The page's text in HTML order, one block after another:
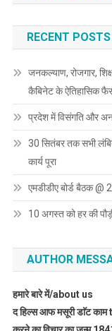
RECENT POSTS
जनकल्याण, रोजगार,
कैबिनेट के ऐतिहासिक
प्रदेश में विसंगति और
30 सितंबर तक सभी
कार्य पूरा
एमडीडीए बोर्ड बैठक @
10 अगस्त को हर की
AUTHOR
हमारे बारे में/about us
द हिल्स आफ मसूरी डाॅट